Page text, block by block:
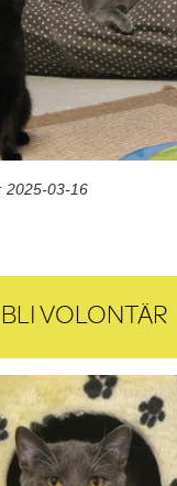
2025-03-16
BLI VOLONTÄR